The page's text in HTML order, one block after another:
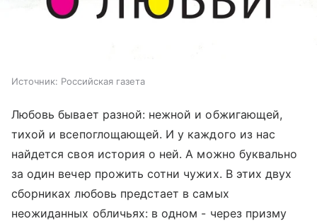
Источник: Российская газета
Любовь бывает разной: нежной и обжигающей,
тихой и всепоглощающей. И у каждого из нас
найдется своя история о ней. А можно буквально
за один вечер прожить сотни чужих. В этих двух
сборниках любовь предстает в самых
неожиданных обличьях: в одном - через призму